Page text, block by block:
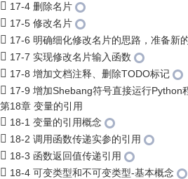
17-4 删除名片
17-5 修改名片
17-6 明确细化修改名片的思路，准备新
17-7 实现修改名片输入函数
17-8 增加文档注释、删除TODO标记
17-9 增加Shebang符号直接运行Python
第18章 变量的引用
18-1 变量的引用概念
18-2 调用函数传递实参的引用
18-3 函数返回值传递引用
18-4 可变类型和不可变类型-基本概念